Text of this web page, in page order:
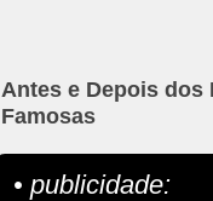
Antes e Depois dos
Famosas
• publicidade: